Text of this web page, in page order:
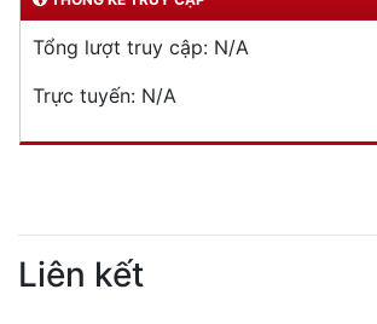
Tổng lượt truy cập: N/A
Trực tuyến: N/A
Liên kết